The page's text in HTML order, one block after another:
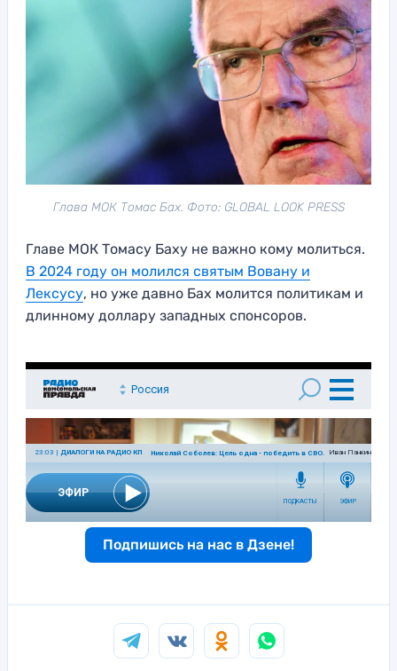
Глава МОК Томас Бах. Фото: GLOBAL LOOK PRESS
Главе МОК Томасу Баху не важно кому молиться.
В 2024 году он молился святым Вовану и
Лексусу, но уже давно Бах молится политикам и
длинному доллару западных спонсоров.
Подпишись на нас в Дзене!